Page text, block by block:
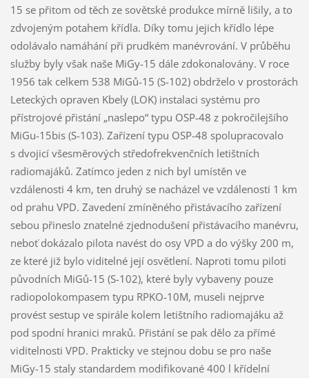
15 se přitom od těch ze sovětské produkce mírně lišily, a to
zdvojeným potahem křídla. Díky tomu jejich křídlo lépe
odolávalo namáhání při prudkém manévrování. V průběhu
služby byly však naše MiGy-15 dále zdokonalovány. V roce
1956 tak celkem 538 MiGů-15 (S-102) obdrželo v prostorách
Leteckých opraven Kbely (LOK) instalaci systému pro
přístrojové přistání „naslepo“ typu OSP-48 z pokročilejšího
MiGu-15bis (S-103). Zařízení typu OSP-48 spolupracovalo
s dvojicí všesměrových středofrekvenčních letištních
radiomajáků. Zatímco jeden z nich byl umístěn ve
vzdálenosti 4 km, ten druhý se nacházel ve vzdálenosti 1 km
od prahu VPD. Zavedení zmíněného přistávacího zařízení
sebou přineslo znatelné zjednodušení přistávacího manévru,
neboť dokázalo pilota navést do osy VPD a do výšky 200 m,
ze které již bylo viditelné její osvětlení. Naproti tomu piloti
původních MiGů-15 (S-102), které byly vybaveny pouze
radiopolokompasem typu RPKO-10M, museli nejprve
provést sestup ve spirále kolem letištního radiomajáku až
pod spodní hranici mraků. Přistání se pak dělo za přímé
viditelnosti VPD. Prakticky ve stejnou dobu se pro naše
MiGy-15 staly standardem modifikované 400 l křídelní